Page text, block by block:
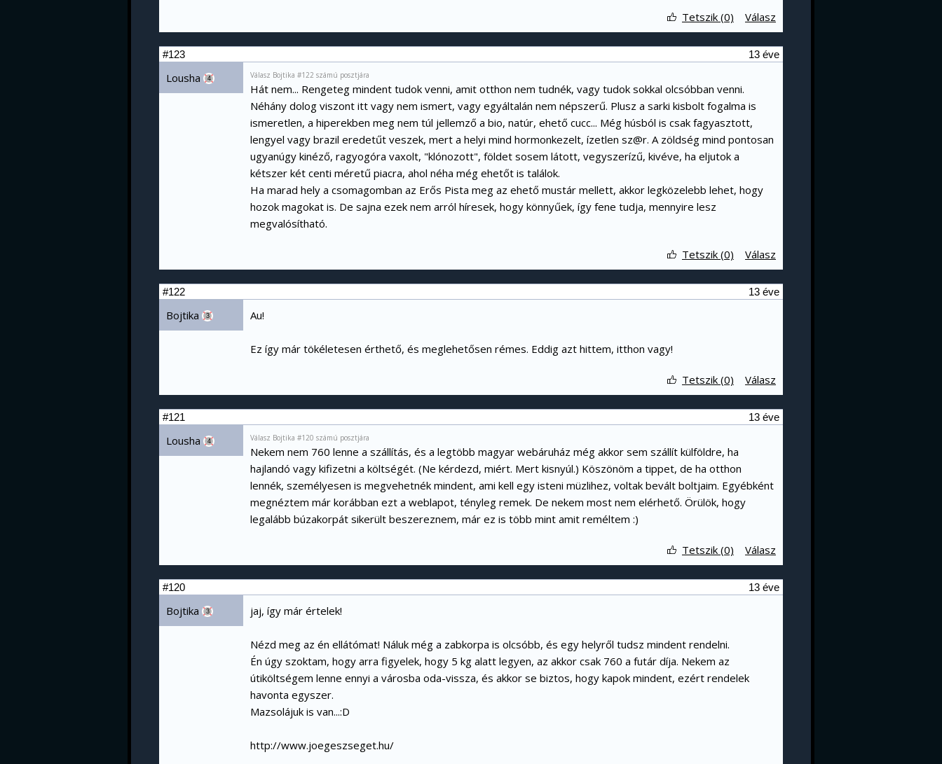
Válasz
Tetszik (0)
13 éve
#123
Lousha 4 Válasz Bojtika #122 számú posztjára
Hát nem... Rengeteg mindent tudok venni, amit otthon nem tudnék, vagy tudok sokkal olcsóbban venni.
Néhány dolog viszont itt vagy nem ismert, vagy egyáltalán nem népszerű. Plusz a sarki kisbolt fogalma is
ismeretlen, a hiperekben meg nem túl jellemző a bio, natúr, ehető cucc... Még húsból is csak fagyasztott,
lengyel vagy brazil eredetűt veszek, mert a helyi mind hormonkezelt, ízetlen sz@r. A zöldség mind pontosan
ugyanúgy kinéző, ragyogóra vaxolt, "klónozott", földet sosem látott, vegyszerízű, kivéve, ha eljutok a
kétszer két centi méretű piacra, ahol néha még ehetőt is találok.
Ha marad hely a csomagomban az Erős Pista meg az ehető mustár mellett, akkor legközelebb lehet, hogy
hozok magokat is. De sajna ezek nem arról híresek, hogy könnyűek, így fene tudja, mennyire lesz
megvalósítható.
Válasz
Tetszik (0)
13 éve
#122
Bojtika 3 Au!
Ez így már tökéletesen érthető, és meglehetősen rémes. Eddig azt hittem, itthon vagy!
Válasz
Tetszik (0)
13 éve
#121
Lousha 4 Válasz Bojtika #120 számú posztjára
Nekem nem 760 lenne a szállítás, és a legtöbb magyar webáruház még akkor sem szállít külföldre, ha
hajlandó vagy kifizetni a költségét. (Ne kérdezd, miért. Mert kisnyúl.) Köszönöm a tippet, de ha otthon
lennék, személyesen is megvehetnék mindent, ami kell egy isteni müzlihez, voltak bevált boltjaim. Egyébként
megnéztem már korábban ezt a weblapot, tényleg remek. De nekem most nem elérhető. Örülök, hogy
legalább búzakorpát sikerült beszereznem, már ez is több mint amit reméltem :)
Válasz
Tetszik (0)
13 éve
#120
Bojtika 3 jaj, így már értelek!
Nézd meg az én ellátómat! Náluk még a zabkorpa is olcsóbb, és egy helyről tudsz mindent rendelni.
Én úgy szoktam, hogy arra figyelek, hogy 5 kg alatt legyen, az akkor csak 760 a futár díja. Nekem az
útiköltségem lenne ennyi a városba oda-vissza, és akkor se biztos, hogy kapok mindent, ezért rendelek
havonta egyszer.
Mazsolájuk is van...:D
http://www.joegeszseget.hu/